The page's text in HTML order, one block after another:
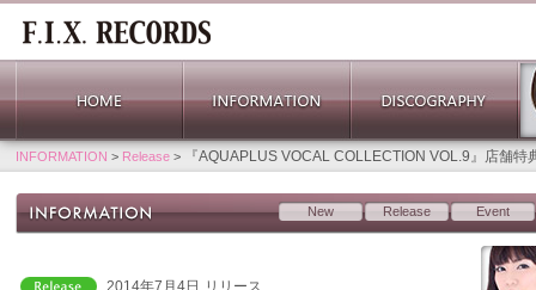
INFORMATION > Release > 『AQUAPLUS VOCAL COLLECTION VOL.9』店舗特
New Release Event
2014年7月4日 リリース